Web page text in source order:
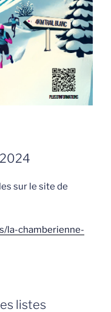
sur le site de
la-chamberienne-
listes